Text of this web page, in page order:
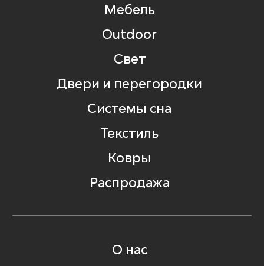
Мебель
Outdoor
Свет
Двери и перегородки
Системы сна
Текстиль
Ковры
Распродажа
О нас